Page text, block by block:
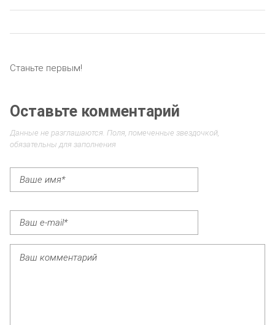
Станьте первым!
Оставьте комментарий
Данные не разглашаются. Поля, помеченные звездочкой,
обязательны для заполнения